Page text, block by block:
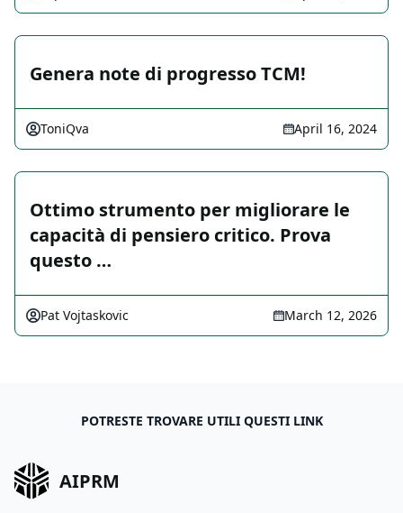
Genera note di progresso TCM!
ToniQva April 16, 2024
Ottimo strumento per migliorare le
capacità di pensiero critico. Prova
questo …
Pat Vojtaskovic March 12, 2026
POTRESTE TROVARE UTILI QUESTI LINK
AIPRM